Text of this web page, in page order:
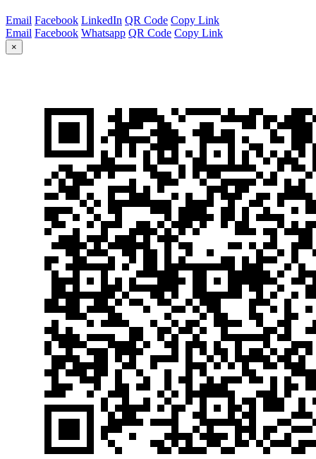
Email Facebook LinkedIn QR Code Copy Link
Email Facebook Whatsapp QR Code Copy Link
×